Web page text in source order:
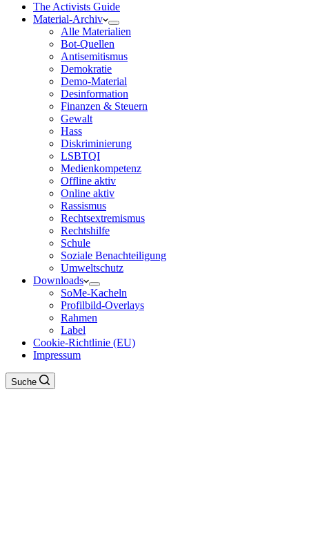
The Activists Guide
Material-Archiv
Alle Materialien
Bot-Quellen
Antisemitismus
Demokratie
Demo-Material
Desinformation
Finanzen & Steuern
Gewalt
Hass
Diskriminierung
LSBTQI
Medienkompetenz
Offline aktiv
Online aktiv
Rassismus
Rechtsextremismus
Rechtshilfe
Schule
Soziale Benachteiligung
Umweltschutz
Downloads
SoMe-Kacheln
Profilbild-Overlays
Rahmen
Label
Cookie-Richtlinie (EU)
Impressum
Suche